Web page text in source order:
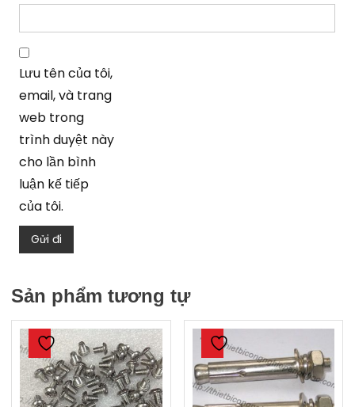
Lưu tên của tôi,
email, và trang
web trong
trình duyệt này
cho lần bình
luận kế tiếp
của tôi.
Sản phẩm tương tự